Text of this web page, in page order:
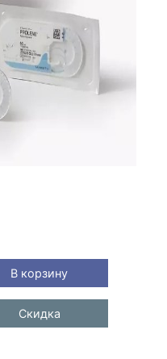
В корзину
Скидка